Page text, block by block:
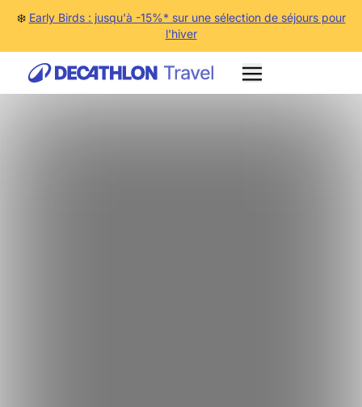
❄️ Early Birds : jusqu'à -15%* sur une sélection de séjours pour
l'hiver